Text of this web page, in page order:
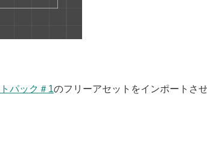
パック＃1のフリーアセットをインポートさ